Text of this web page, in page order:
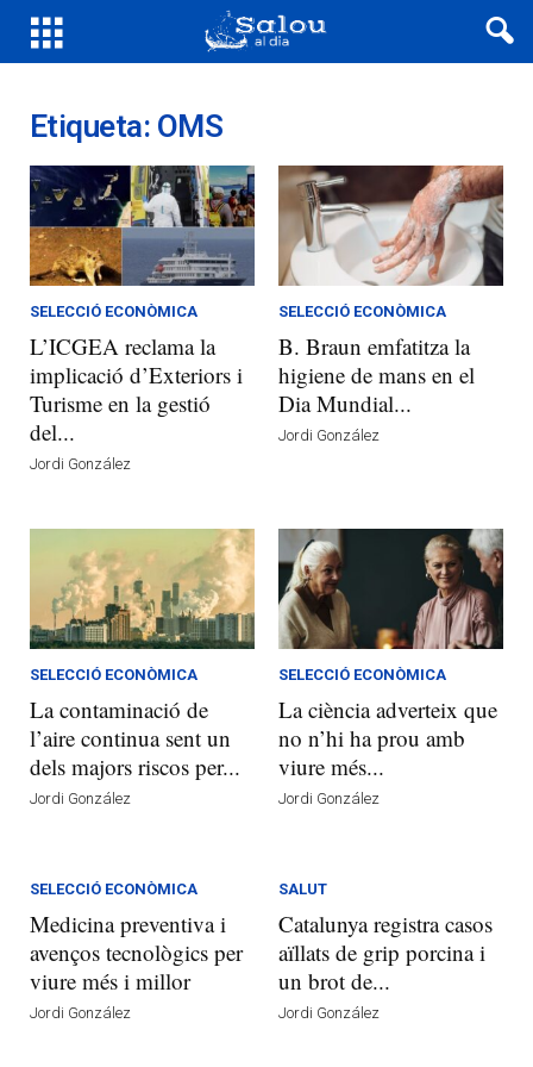
Etiqueta: OMS
SELECCIÓ ECONÒMICA
L’ICGEA reclama la
implicació d’Exteriors i
Turisme en la gestió
del...
Jordi González
SELECCIÓ ECONÒMICA
B. Braun emfatitza la
higiene de mans en el
Dia Mundial...
Jordi González
SELECCIÓ ECONÒMICA
La contaminació de
l’aire continua sent un
dels majors riscos per...
Jordi González
SELECCIÓ ECONÒMICA
La ciència adverteix que
no n’hi ha prou amb
viure més...
Jordi González
SELECCIÓ ECONÒMICA
Medicina preventiva i
avenços tecnològics per
viure més i millor
Jordi González
SALUT
Catalunya registra casos
aïllats de grip porcina i
un brot de...
Jordi González